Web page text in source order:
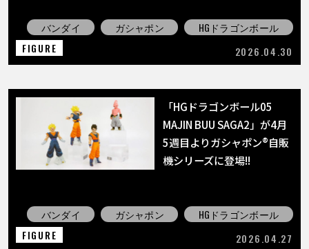
バンダイ ガシャポン
HGドラゴンボール
FIGURE
2026.04.30
「HGドラゴンボール05
MAJIN BUU SAGA2」が4月
5週目よりガシャポン®自販
機シリーズに登場!!
バンダイ ガシャポン
HGドラゴンボール
FIGURE
2026.04.27